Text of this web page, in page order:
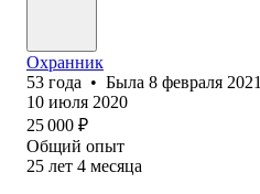
Охранник
53 года • Была 8 февраля 2021
10 июля 2020
25 000 ₽
Общий опыт
25 лет 4 месяца